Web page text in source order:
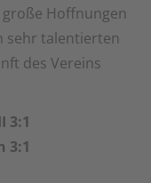
Hoffnungen
sehr talentierten
des Vereins
3:1
3:1